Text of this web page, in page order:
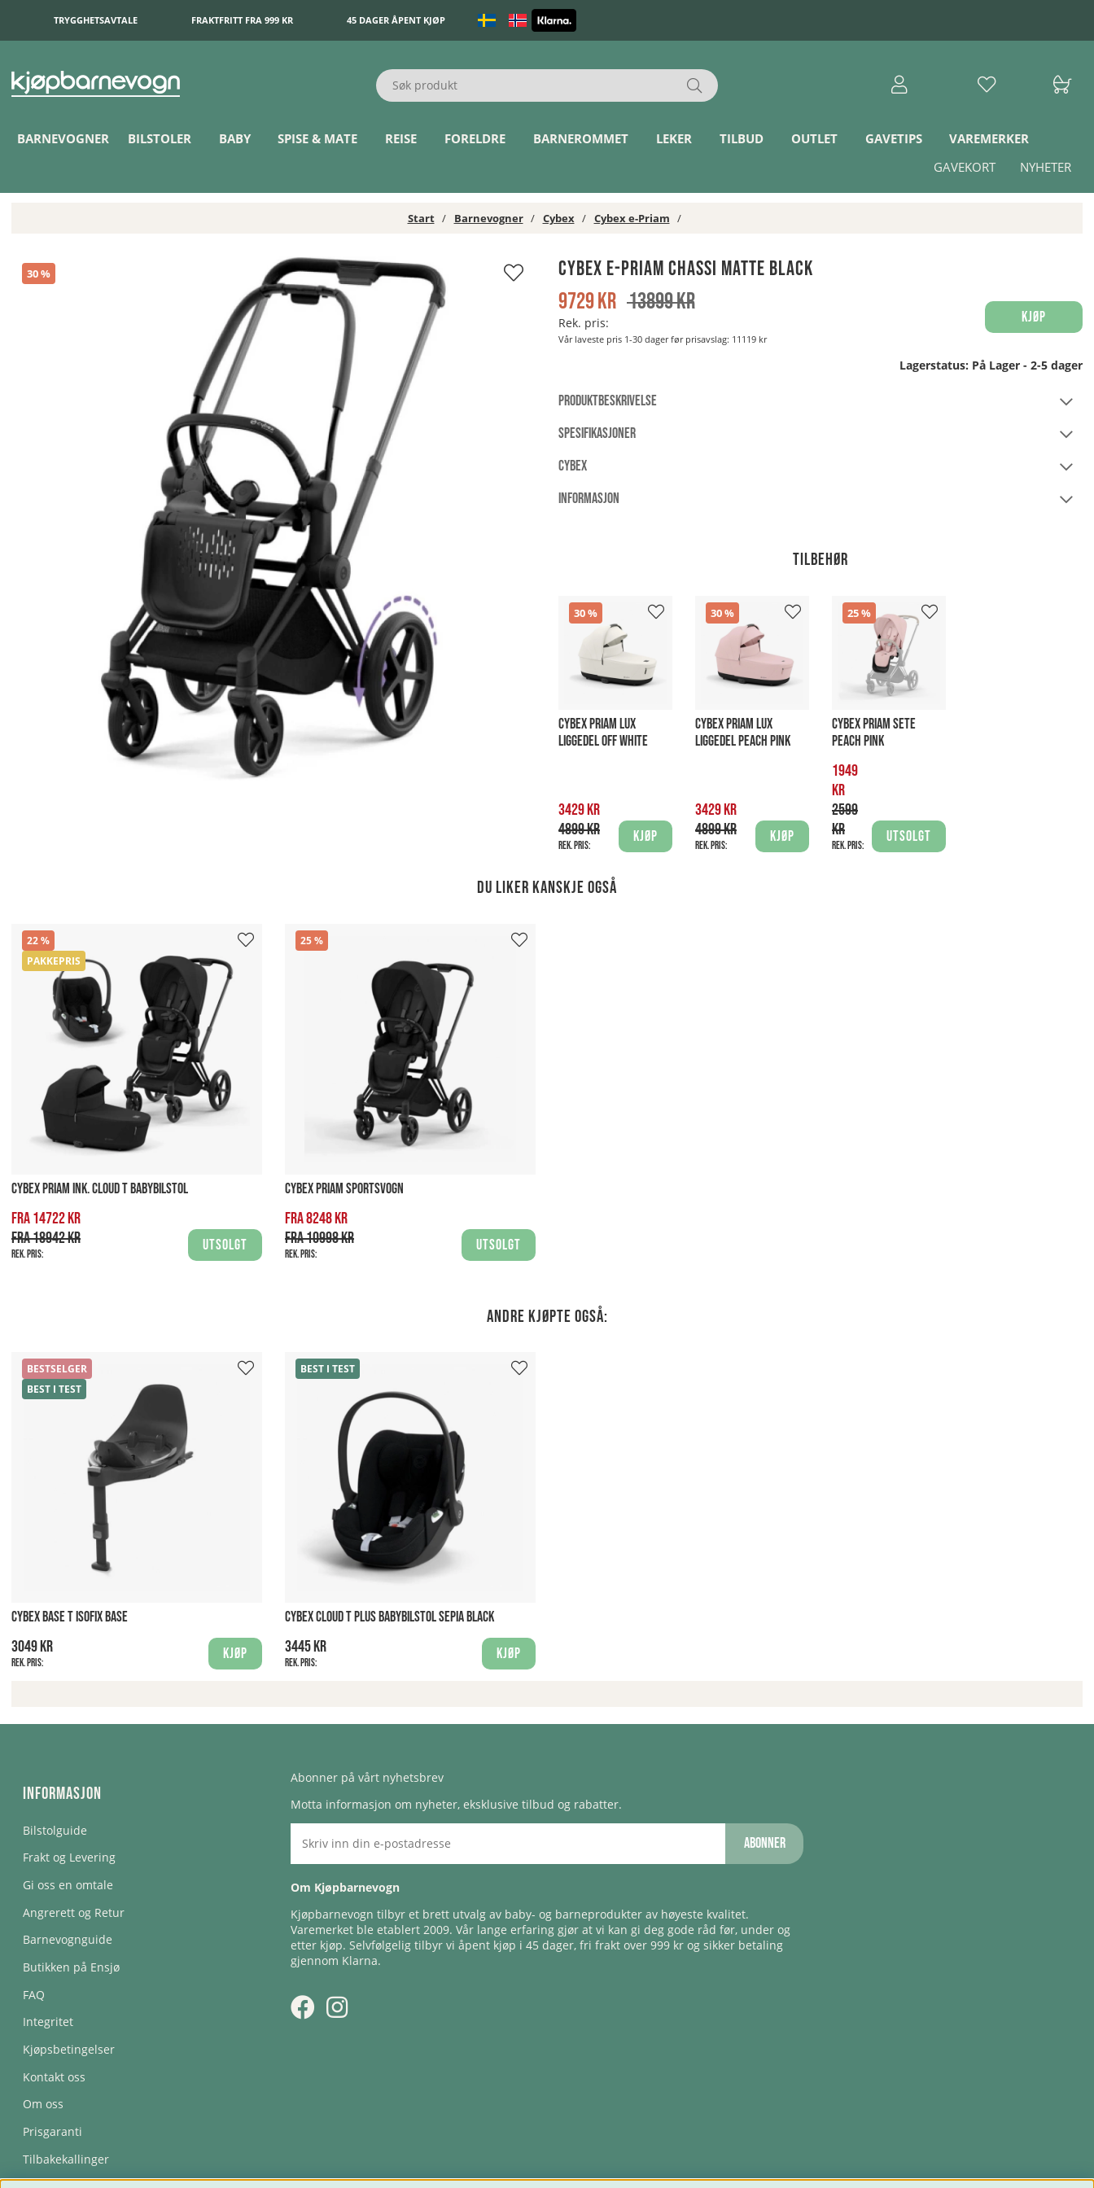
TRYGGHETSAVTALE FRAKTFRITT FRA 999 KR 45 DAGER ÅPENT KJØP
BARNEVOGNER BILSTOLER BABY SPISE & MATE REISE FORELDRE BARNEROMMET LEKER TILBUD OUTLET GAVETIPS
VAREMERKER
NYHETER
GAVEKORT
Start Barnevogner Cybex Cybex e-Priam
30
Cybex e-Priam Chassi Matte Black Cybex e-Priam Chassi Matte Black
13899kr
9729kr
Rek. pris:
Vår laveste pris 1-30 dager før prisavslag: 11119 kr
Kjøp
Lagerstatus: På Lager - 2-5 dager
PRODUKTBESKRIVELSE
SPESIFIKASJONER
CYBEX
INFORMASJON
Tilbehør
30
CYBEX PRIAM LUX
LIGGEDEL OFF WHITE
3429 kr
4899 kr
Rek. pris:
Kjøp
30
CYBEX PRIAM LUX
LIGGEDEL PEACH PINK
3429 kr
4899 kr
Rek. pris:
Kjøp
25
CYBEX PRIAM SETE
PEACH PINK
1949
kr
2599
kr
Rek. pris:
Utsolgt
Du liker kanskje også
22
PAKKEPRIS
CYBEX PRIAM INK. CLOUD T BABYBILSTOL
Fra 14722 kr
Fra 18942 kr
Rek. pris:
Utsolgt
25
CYBEX PRIAM SPORTSVOGN
Fra 8248 kr
Fra 10998 kr
Rek. pris:
Utsolgt
Andre kjøpte også:
BESTSELGER
BEST I TEST
CYBEX BASE T ISOFIX BASE
3049 kr
Rek. pris:
Kjøp
BEST I TEST
CYBEX CLOUD T PLUS BABYBILSTOL SEPIA BLACK
3445 kr
Rek. pris:
Kjøp
Informasjon
Bilstolguide
Frakt og Levering
Gi oss en omtale
Angrerett og Retur
Barnevognguide
Butikken på Ensjø
FAQ
Integritet
Kjøpsbetingelser
Kontakt oss
Om oss
Prisgaranti
Tilbakekallinger
Abonner på vårt nyhetsbrev
Motta informasjon om nyheter, eksklusive tilbud og rabatter.
Abonner
Om Kjøpbarnevogn
Kjøpbarnevogn tilbyr et brett utvalg av baby- og barneprodukter av høyeste kvalitet.
Varemerket ble etablert 2009. Vår lange erfaring gjør at vi kan gi deg gode råd før, under og
etter kjøp. Selvfølgelig tilbyr vi åpent kjøp i 45 dager, fri frakt over 999 kr og sikker betaling
gjennom Klarna.